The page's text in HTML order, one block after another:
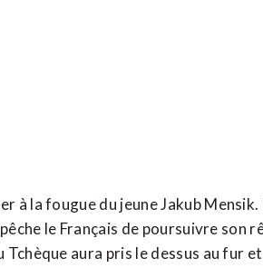
à la fougue du jeune Jakub Mensik.
le Français de poursuivre son
aura pris le dessus au fur